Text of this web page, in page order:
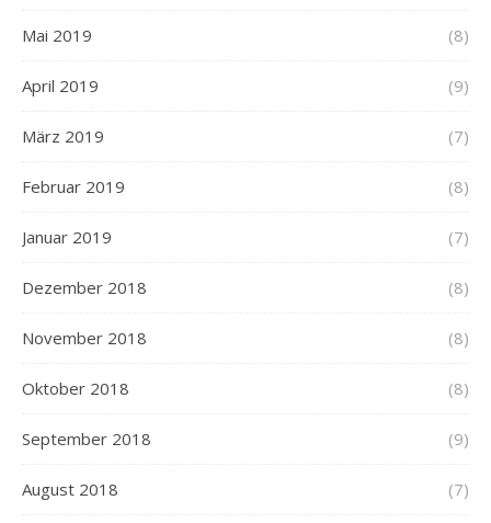
Mai 2019 (8)
April 2019 (9)
März 2019 (7)
Februar 2019 (8)
Januar 2019 (7)
Dezember 2018 (8)
November 2018 (8)
Oktober 2018 (8)
September 2018 (9)
August 2018 (7)